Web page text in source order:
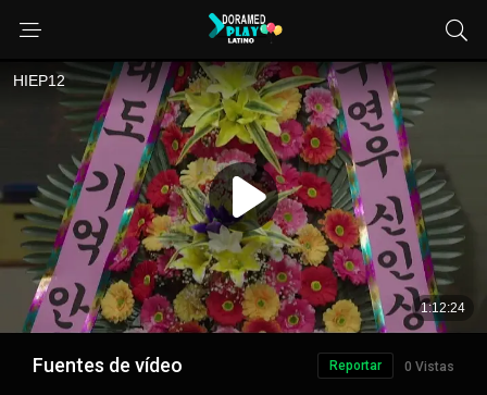
Fuentes de vídeo 0 Vistas
Reportar